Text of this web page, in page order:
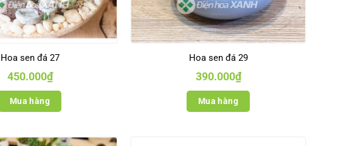
Hoa sen đá 27
450.000₫
Mua hàng
Hoa sen đá 29
390.000₫
Mua hàng